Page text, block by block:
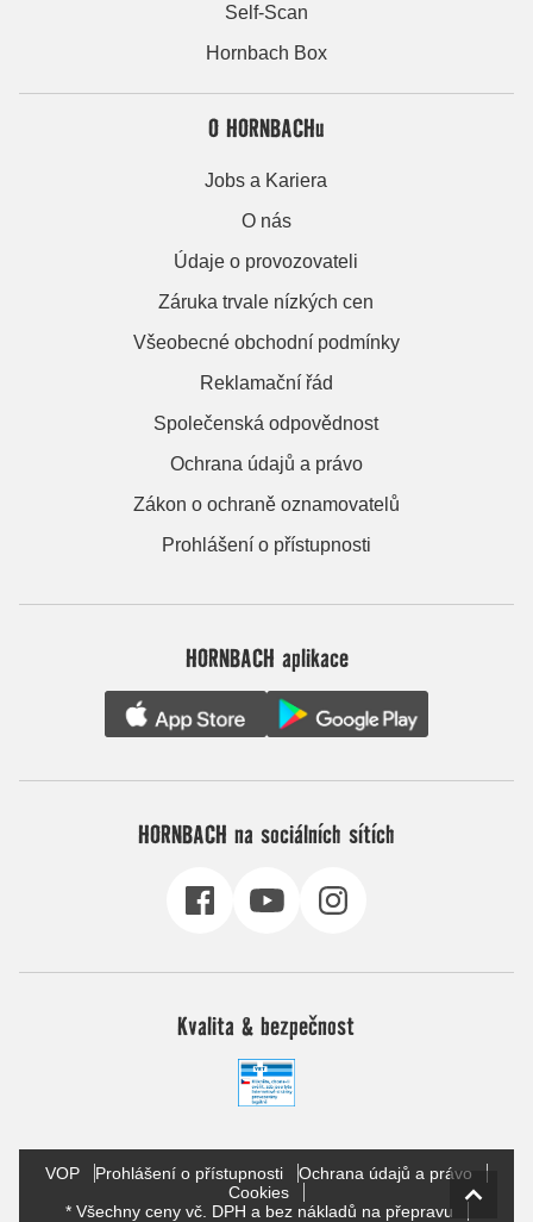
Self-Scan
Hornbach Box
O HORNBACHu
Jobs a Kariera
O nás
Údaje o provozovateli
Záruka trvale nízkých cen
Všeobecné obchodní podmínky
Reklamační řád
Společenská odpovědnost
Ochrana údajů a právo
Zákon o ochraně oznamovatelů
Prohlášení o přístupnosti
HORNBACH aplikace
HORNBACH na sociálních sítích
Kvalita & bezpečnost
VOP Prohlášení o přístupnosti
Ochrana údajů a právo
Cookies
* Všechny ceny vč. DPH a bez nákladů na přepravu